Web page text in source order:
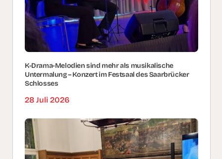
K-Drama-Melodien sind mehr als musikalische
Untermalung – Konzert im Festsaal des Saarbrücker
Schlosses
28 Juli 2026